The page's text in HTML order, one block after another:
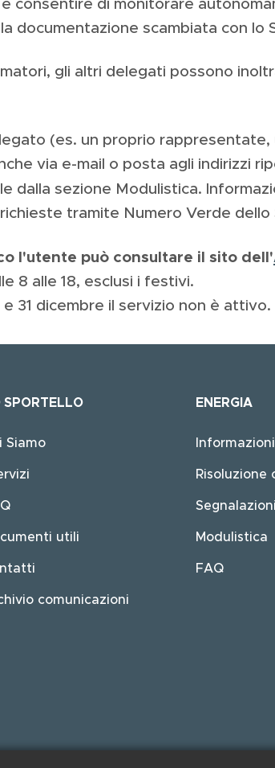
consentire di monitorare
documentazione scambiata con
gli altri delegati possono
(es. un proprio rappresentate,
via e-mail o posta agli indirizzi
dalla sezione Modulistica.
tramite Numero Verde
l'utente può consultare il sito dell'
8 alle 18, esclusi i festivi.
31 dicembre il servizio non è attivo.
SPORTELLO
Siamo
utili
comunicazioni
ENERGIA
Informazioni
Risoluzione
Segnalazioni
Modulistica
FAQ